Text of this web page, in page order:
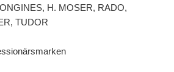
H. MOSER, RADO,
TUDOR